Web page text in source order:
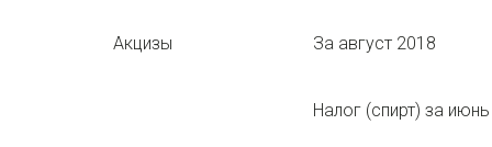
Акцизы За август 2018
Налог (спирт) за